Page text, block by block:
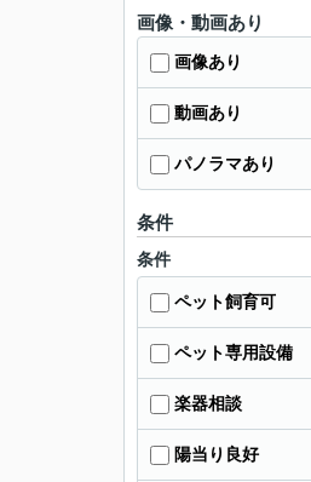
画像・動画あり
画像あり
動画あり
パノラマあり
条件
条件
ペット飼育可
ペット専用設備
楽器相談
陽当り良好